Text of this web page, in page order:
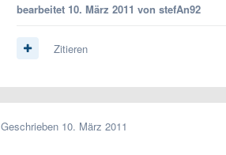
bearbeitet 10. März 2011 von stefAn92
Zitieren
Geschrieben 10. März 2011